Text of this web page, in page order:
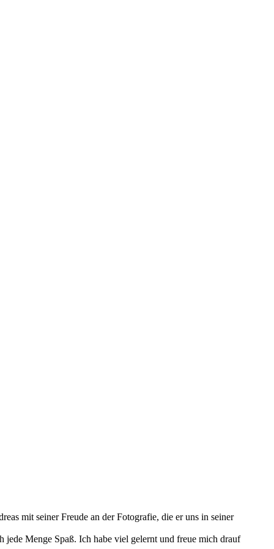
mit seiner Freude an der Fotografie, die er uns in seiner
Menge Spaß. Ich habe viel gelernt und freue mich drauf